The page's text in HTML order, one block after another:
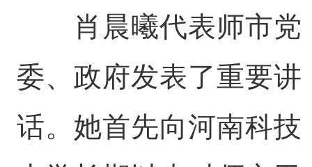
肖晨曦代表师市党
委、政府发表了重要讲
话。她首先向河南科技